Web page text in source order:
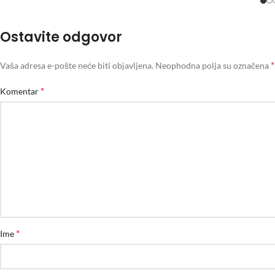
Ostavite odgovor
Vaša adresa e-pošte neće biti objavljena. Neophodna polja su označena *
Komentar *
Ime *